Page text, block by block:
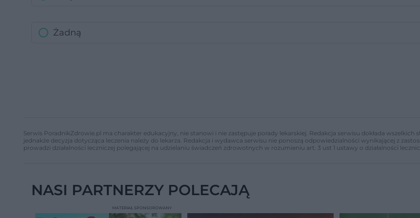
Żadną
Serwis PoradnikZdrowie.pl ma charakter edukacyjny, nie stanowi i nie zastępuje porady lekarskiej. Redakcja serwisu dokłada
jednakże decyzja dotycząca leczenia należy do lekarza. Redakcja i wydawca serwisu nie ponoszą odpowiedzialności wynikającej z
prowadzi działalności leczniczej polegającej na udzielaniu świadczeń zdrowotnych w rozumieniu art. 3 ust 1 ustawy o działalności
NASI PARTNERZY POLECAJĄ
MATERIAŁ SPONSOROWANY